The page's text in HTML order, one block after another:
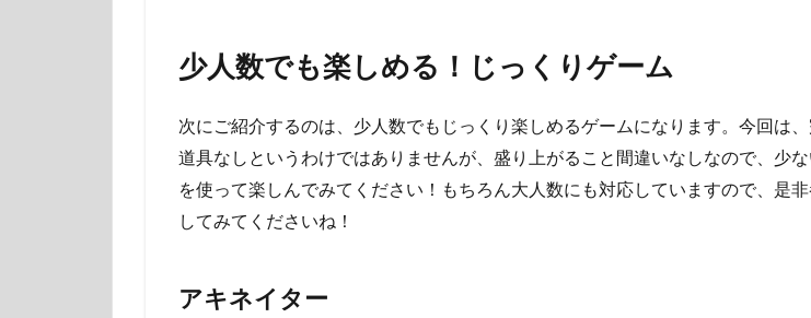
少人数でも楽しめる！じっくりゲーム
次にご紹介するのは、少人数でもじっくり楽しめるゲームになります。今回は
道具なしというわけではありませんが、盛り上がること間違いなしなので、少
を使って楽しんでみてください！もちろん大人数にも対応していますので、是
してみてくださいね！
アキネイター